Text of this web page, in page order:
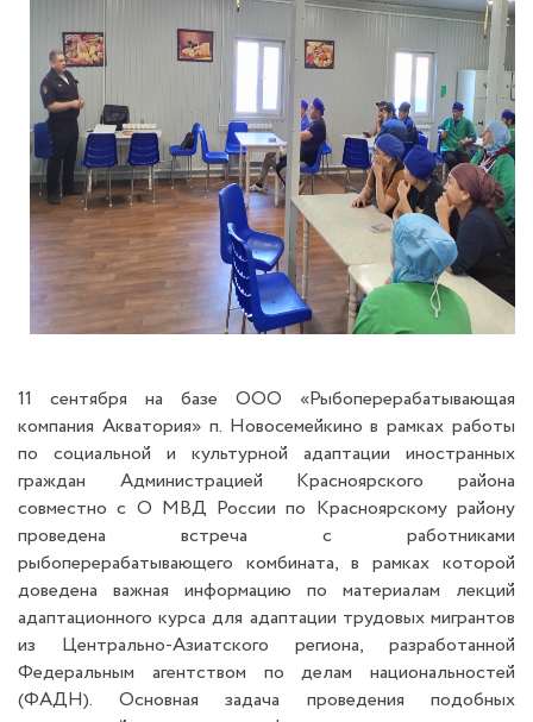
11 сентября на базе ООО «Рыбоперерабатывающая
компания Акватория» п. Новосемейкино в рамках работы
по социальной и культурной адаптации иностранных
граждан Администрацией Красноярского района
совместно с О МВД России по Красноярскому району
проведена встреча с работниками
рыбоперерабатывающего комбината, в рамках которой
доведена важная информацию по материалам лекций
адаптационного курса для адаптации трудовых мигрантов
из Центрально-Азиатского региона, разработанной
Федеральным агентством по делам национальностей
(ФАДН). Основная задача проведения подобных